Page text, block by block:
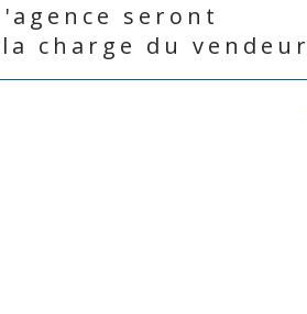
seront
charge du vendeur